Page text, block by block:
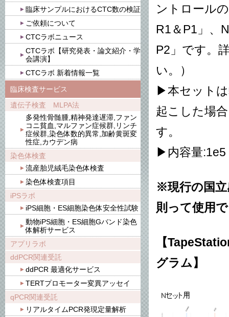
臨床サンプルにおけるCTC数の検証
ご依頼について
CTCラボニュース
CTCラボ【研究発表・論文紹介・学
会講演】
CTCラボ 新着情報一覧
臨床検査サービス
遺伝子検査 MLPA法
多発性骨髄腫,精神発達遅滞,ファン
コニ貧血,マルファン症候群,リンチ
症候群,染色体数的異常,加齢黄斑変
性症,カウデン病
染色体検査
流産胎児絨毛染色体検査
染色体検査項目
iPSラボ
iPS細胞・ES細胞染色体安全性試験
動物iPS細胞・ES細胞Gバンド染色
体解析サービス
アプリラボ
ddPCR関連受託
ddPCR 最適化サービス
TERTプロモーター変異アッセイ
qPCR関連受託
リアルタイムPCR発現定量解析
ントロール
R1＆P1」、
P2」です。
い。）
▶本セット
起こした場
す。
▶内容量:1e5
※現行の国立
則って使用
【
グラム】